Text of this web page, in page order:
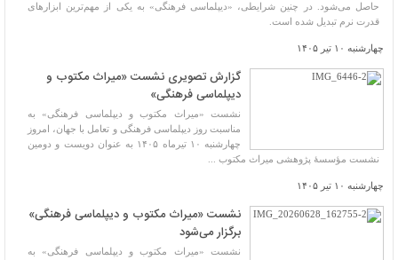
حاصل می‌شود. در چنین شرایطی، «دیپلماسی فرهنگی» به یکی از مهم‌ترین ابزارهای
قدرت نرم تبدیل شده است.
چهارشنبه ۱۰ تیر ۱۴۰۵
گزارش تصویری نشست «میراث مکتوب و
دیپلماسی فرهنگی»
نشست «میراث مکتوب و دیپلماسی فرهنگی» به
مناسبت روز دیپلماسی فرهنگی و تعامل با جهان، امروز
چهارشنبه ۱۰ تیرماه ۱۴۰۵ به عنوان دویست و دومین
نشست مؤسسهٔ پژوهشی میراث مکتوب ...
چهارشنبه ۱۰ تیر ۱۴۰۵
نشست «میراث مکتوب و دیپلماسی فرهنگی»
برگزار می‌شود
نشست «میراث مکتوب و دیپلماسی فرهنگی» به